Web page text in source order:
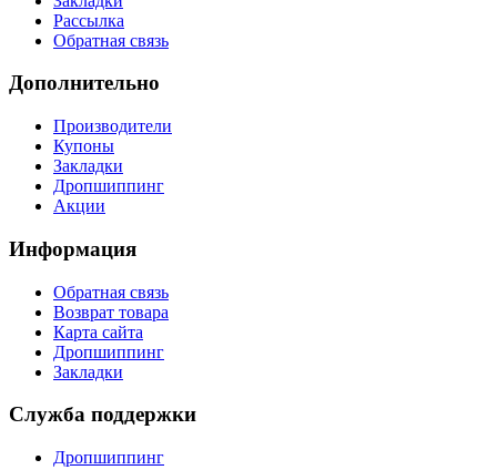
Рассылка
Обратная связь
Дополнительно
Производители
Купоны
Закладки
Дропшиппинг
Акции
Информация
Обратная связь
Возврат товара
Карта сайта
Дропшиппинг
Закладки
Служба поддержки
Дропшиппинг